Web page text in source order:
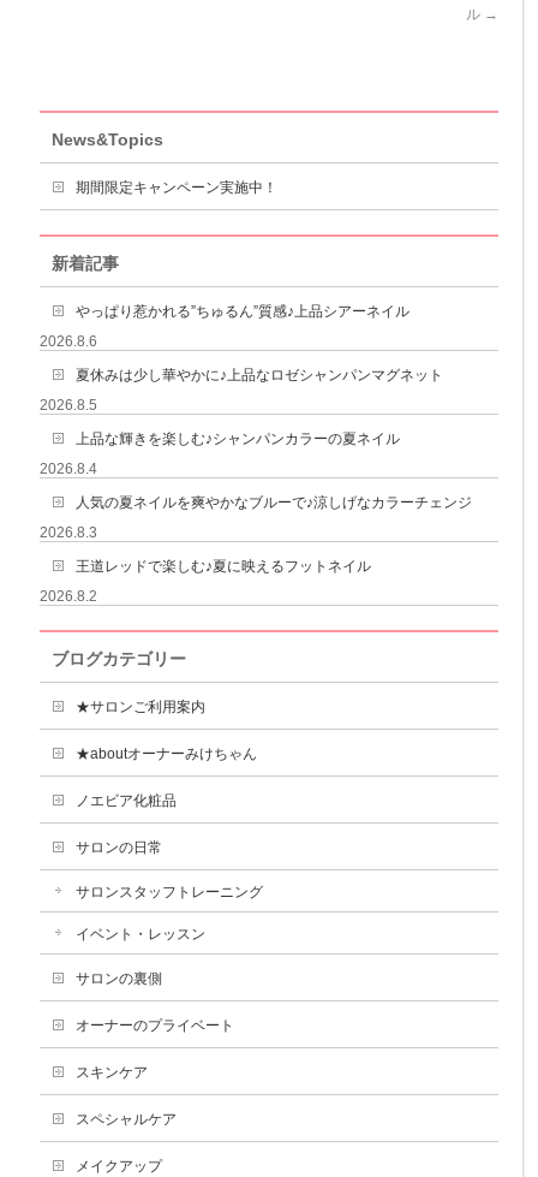
ル →
News&Topics
期間限定キャンペーン実施中！
新着記事
やっぱり惹かれる”ちゅるん”質感♪上品シアーネイル
2026.8.6
夏休みは少し華やかに♪上品なロゼシャンパンマグネット
2026.8.5
上品な輝きを楽しむ♪シャンパンカラーの夏ネイル
2026.8.4
人気の夏ネイルを爽やかなブルーで♪涼しげなカラーチェンジ
2026.8.3
王道レッドで楽しむ♪夏に映えるフットネイル
2026.8.2
ブログカテゴリー
★サロンご利用案内
★aboutオーナーみけちゃん
ノエビア化粧品
サロンの日常
サロンスタッフトレーニング
イベント・レッスン
サロンの裏側
オーナーのプライベート
スキンケア
スペシャルケア
メイクアップ